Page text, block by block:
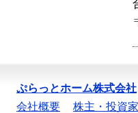
ぷらっとホーム株式会社
会社概要
株主・投資